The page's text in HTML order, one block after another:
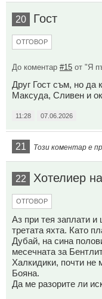
20 Гост
ОТГОВОР
До коментар #15 от "Я
Друг Гост съм, но да
Максуда, Сливен и
11:28 07.06.2026
21 Този коментар е
22 Хотелиер
ОТГОВОР
Аз при тея заплати
третата яхта. Като
Дубай, на сина
месечната за
Халкидики, почти не
Бояна.
Да ме разорите ли